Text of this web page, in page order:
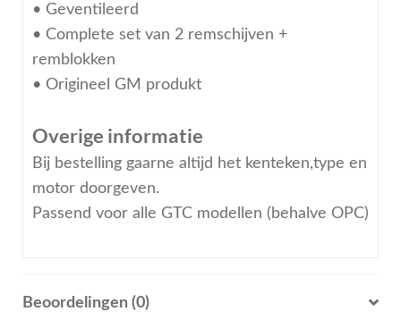
• Geventileerd
• Complete set van 2 remschijven +
remblokken
• Origineel GM produkt
Overige informatie
Bij bestelling gaarne altijd het kenteken,type en
motor doorgeven.
Passend voor alle GTC modellen (behalve OPC)
Beoordelingen (0)